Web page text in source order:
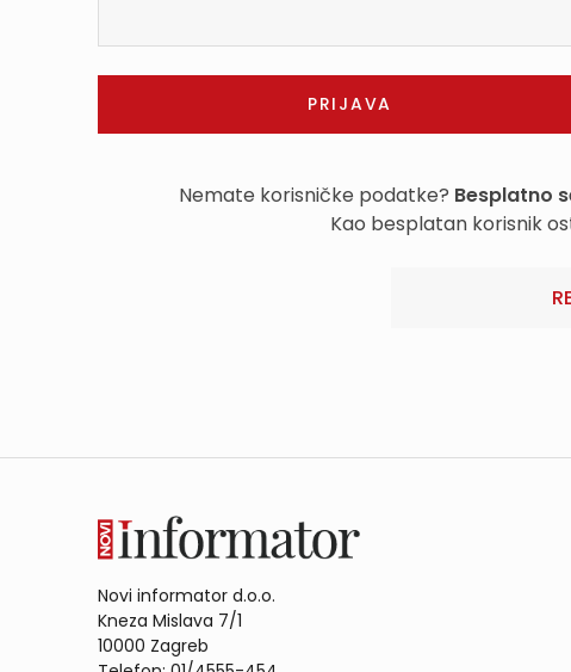
Nemate korisničke podatke? Besplatno
Kao besplatan korisnik
Novi informator d.o.o.
Kneza Mislava 7/1
10000 Zagreb